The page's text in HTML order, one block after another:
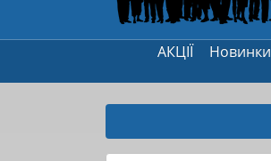
АКЦІЇ Новинки